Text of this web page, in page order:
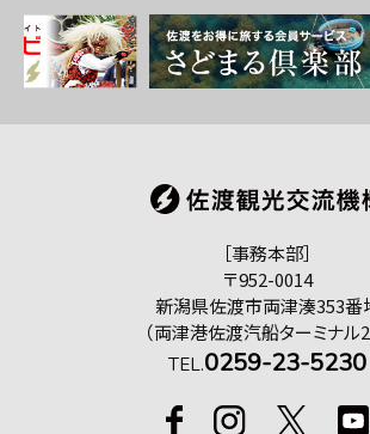
［事務本部］
〒952-0014
新潟県佐渡市両津湊353番
（両津港佐渡汽船ターミナル
TEL.0259-23-5230